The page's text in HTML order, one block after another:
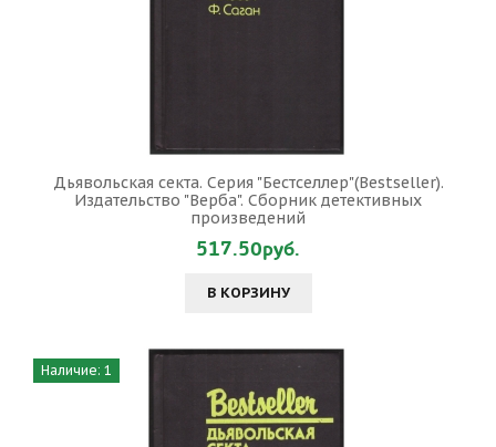
Дьявольская секта. Серия "Бестселлер"(Bestseller).
Издательство "Верба". Сборник детективных
произведений
517.50руб.
В КОРЗИНУ
Наличие: 1